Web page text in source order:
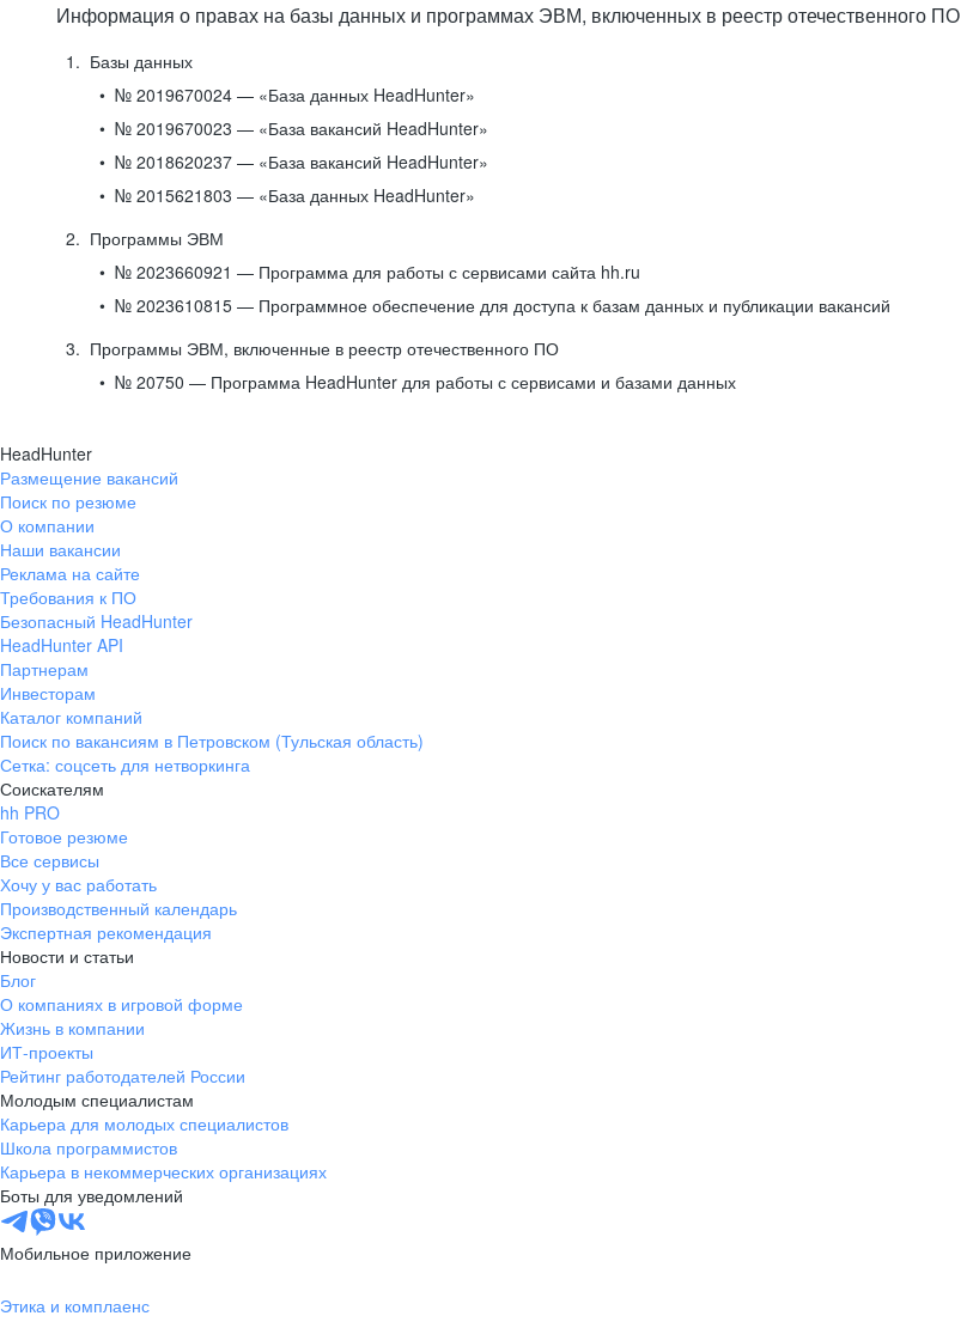
Информация о правах на базы данных и программах ЭВМ, включенных в реестр отечественного ПО
Базы данных
№ 2019670024 — «База данных HeadHunter»
№ 2019670023 — «База вакансий HeadHunter»
№ 2018620237 — «База вакансий HeadHunter»
№ 2015621803 — «База данных HeadHunter»
Программы ЭВМ
№ 2023660921 — Программа для работы с сервисами сайта hh.ru
№ 2023610815 — Программное обеспечение для доступа к базам данных и публикации вакансий
Программы ЭВМ, включенные в реестр отечественного ПО
№ 20750 — Программа HeadHunter для работы с сервисами и базами данных
HeadHunter
Размещение вакансий
Поиск по резюме
О компании
Наши вакансии
Реклама на сайте
Требования к ПО
Безопасный HeadHunter
HeadHunter API
Партнерам
Инвесторам
Каталог компаний
Поиск по вакансиям в Петровском (Тульская область)
Сетка: соцсеть для нетворкинга
Соискателям
hh PRO
Готовое резюме
Все сервисы
Хочу у вас работать
Производственный календарь
Экспертная рекомендация
Новости и статьи
Блог
О компаниях в игровой форме
Жизнь в компании
ИТ-проекты
Рейтинг работодателей России
Молодым специалистам
Карьера для молодых специалистов
Школа программистов
Карьера в некоммерческих организациях
Боты для уведомлений
Мобильное приложение
Этика и комплаенс